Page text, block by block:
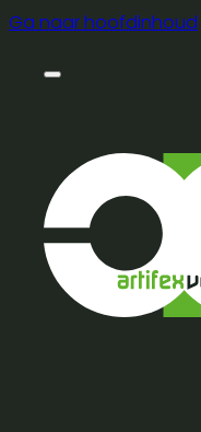
Ga naar hoofdinhoud